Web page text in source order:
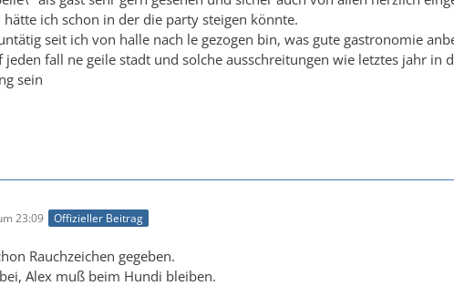
ich schon in der die party steigen könnte.
seit ich von halle nach le gezogen bin, was gute gastronomie
jeden fall ne geile stadt und solche ausschreitungen wie letztes jahr
sein
23:09 Offizieller Beitrag
Rauchzeichen gegeben.
Alex muß beim Hundi bleiben.